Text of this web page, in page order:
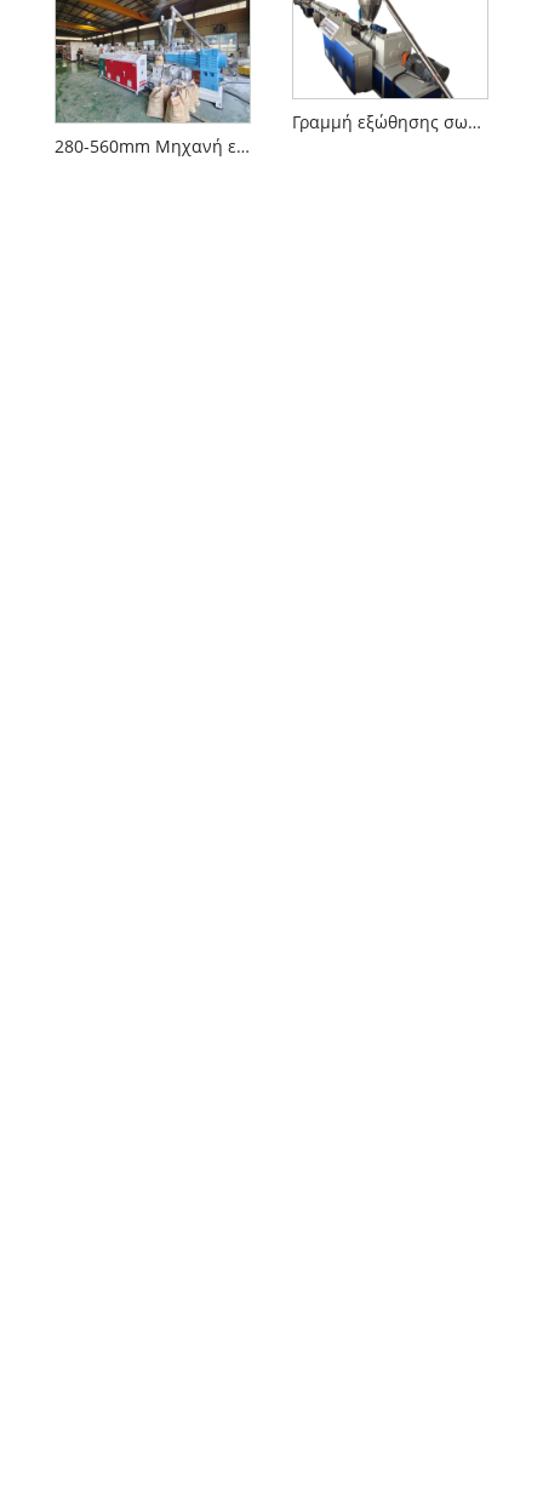
280-560mm Μηχανή εξώθησης σωλήνα PVC
Γραμμή εξώθησης σωλήνων PVC